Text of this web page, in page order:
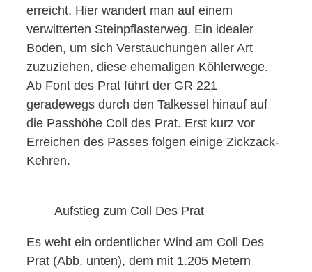
erreicht. Hier wandert man auf einem
verwitterten Steinpflasterweg. Ein idealer
Boden, um sich Verstauchungen aller Art
zuzuziehen, diese ehemaligen Köhlerwege.
Ab Font des Prat führt der GR 221
geradewegs durch den Talkessel hinauf auf
die Passhöhe Coll des Prat. Erst kurz vor
Erreichen des Passes folgen einige Zickzack-
Kehren.
Aufstieg zum Coll Des Prat
Es weht ein ordentlicher Wind am Coll Des
Prat (Abb. unten), dem mit 1.205 Metern